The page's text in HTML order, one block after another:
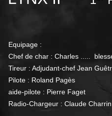
Equipage :
Chef de char : Charles .....
Tireur : Adjudant-chef Jean
Pilote : Roland Pagès
aide-pilote : Pierre Faget
Radio-Chargeur : Claude